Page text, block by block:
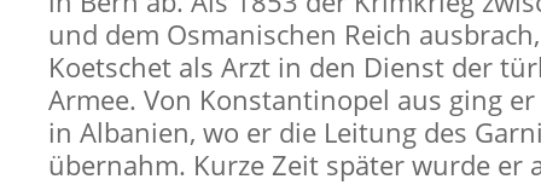
und dem Osmanischen Reich
Koetschet als Arzt in den Dienst der
Armee. Von Konstantinopel aus ging
in Albanien, wo er die Leitung des
übernahm. Kurze Zeit später wurde er